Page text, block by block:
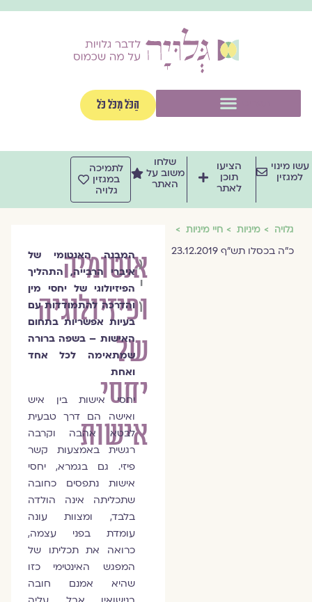
הַכֹּל מִכֹּל כֹּל
מינוי
למגזין
הציעו
תוכן
לאתר
שלחו
משוב על
האתר
לתמיכה
במגזין
גלויה
גלויה מיניות חיי מיניות
כ"ה בכסלו תש"ף 23.12.2019
אנטומיה
ופיזיולוגיה
של
יחסי
אישות
טלי
יהודה
רוזנבאום
המבנה האנטומי של
איברי הרבייה, התהליך
הפיזיולוגי של יחסי מין
והדרכה להתמודדות עם
בעיות אפשריות בתחום
האישות – בשפה ברורה
שמתאימה לכל אחד
ואחת
יחסי אישות בין איש
ואישה הם דרך טבעית
לבטא אהבה וקרבה
רגשית באמצעות קשר
פיזי.
גם בגמרא, יחסי
אישות נתפסים כחובה
שתכליתה אינה הולדה
בלבד, ומצוות עונה
עומדת בפני עצמה,
כרואה את תכליתו של
המפגש האינטימי כזו
שהיא אמנם חובה